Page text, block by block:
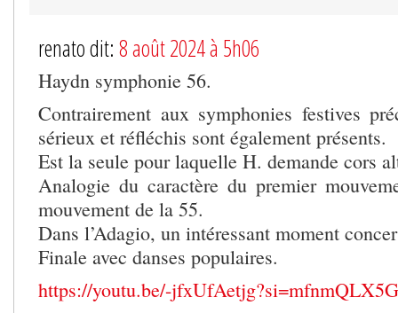
renato dit: 8 août 2024 à 5h06
Haydn symphonie 56.
Contrairement aux symphonies festives
sérieux et réfléchis sont également présents.
Est la seule pour laquelle H. demande cors
Analogie du caractère du premier
mouvement de la 55.
Dans l’Adagio, un intéressant moment
Finale avec danses populaires.
https://youtu.be/-